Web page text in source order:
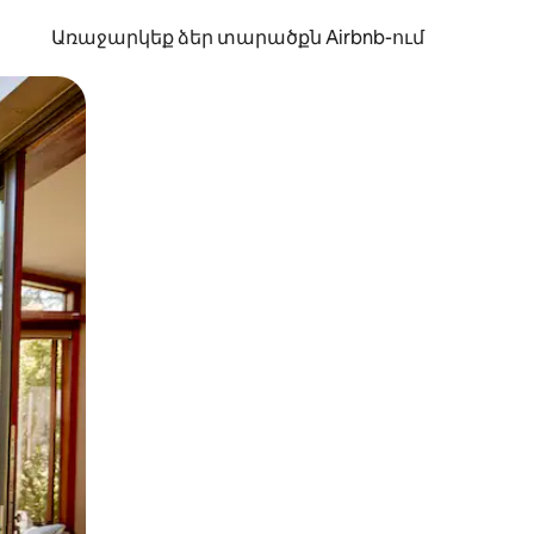
Առաջարկեք ձեր տարածքն Airbnb-ում
կամ մատը սահեցնելով։